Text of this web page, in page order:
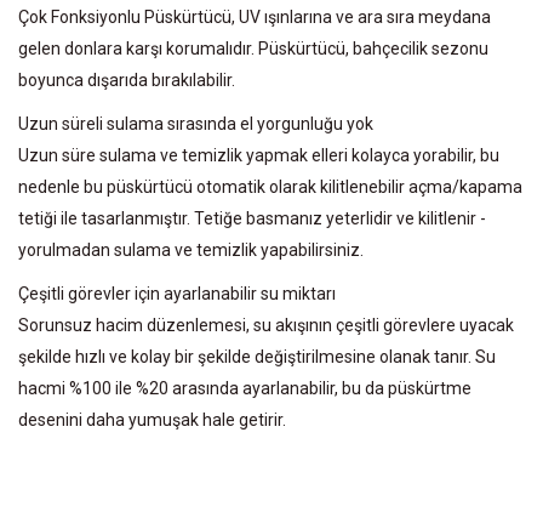
Çok Fonksiyonlu Püskürtücü, UV ışınlarına ve ara sıra meydana
gelen donlara karşı korumalıdır. Püskürtücü, bahçecilik sezonu
boyunca dışarıda bırakılabilir.
Uzun süreli sulama sırasında el yorgunluğu yok
Uzun süre sulama ve temizlik yapmak elleri kolayca yorabilir, bu
nedenle bu püskürtücü otomatik olarak kilitlenebilir açma/kapama
tetiği ile tasarlanmıştır. Tetiğe basmanız yeterlidir ve kilitlenir -
yorulmadan sulama ve temizlik yapabilirsiniz.
Çeşitli görevler için ayarlanabilir su miktarı
Sorunsuz hacim düzenlemesi, su akışının çeşitli görevlere uyacak
şekilde hızlı ve kolay bir şekilde değiştirilmesine olanak tanır. Su
hacmi %100 ile %20 arasında ayarlanabilir, bu da püskürtme
desenini daha yumuşak hale getirir.